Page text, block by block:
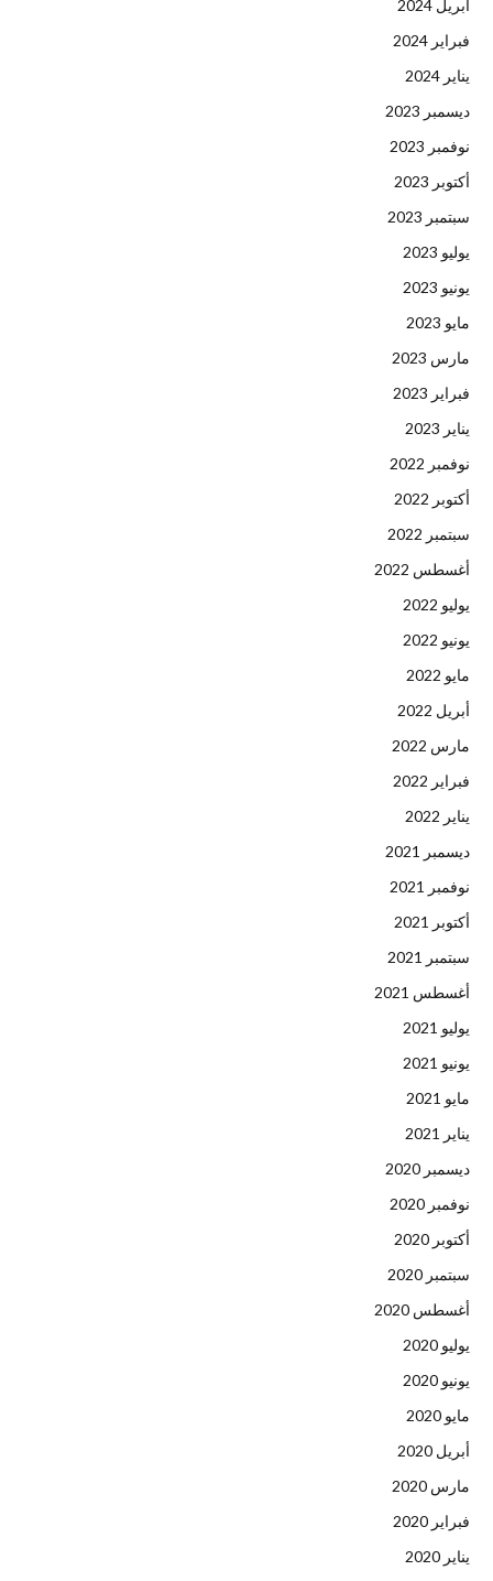
أبريل 2024
فبراير 2024
يناير 2024
ديسمبر 2023
نوفمبر 2023
أكتوبر 2023
سبتمبر 2023
يوليو 2023
يونيو 2023
مايو 2023
مارس 2023
فبراير 2023
يناير 2023
نوفمبر 2022
أكتوبر 2022
سبتمبر 2022
أغسطس 2022
يوليو 2022
يونيو 2022
مايو 2022
أبريل 2022
مارس 2022
فبراير 2022
يناير 2022
ديسمبر 2021
نوفمبر 2021
أكتوبر 2021
سبتمبر 2021
أغسطس 2021
يوليو 2021
يونيو 2021
مايو 2021
يناير 2021
ديسمبر 2020
نوفمبر 2020
أكتوبر 2020
سبتمبر 2020
أغسطس 2020
يوليو 2020
يونيو 2020
مايو 2020
أبريل 2020
مارس 2020
فبراير 2020
يناير 2020